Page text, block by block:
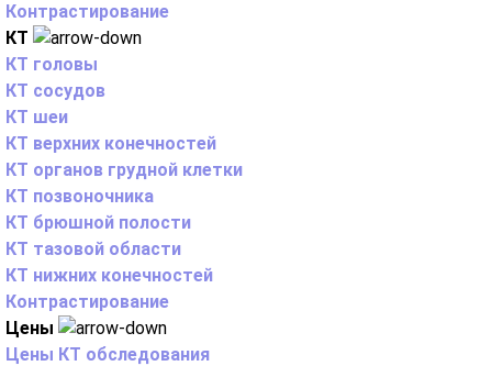
Контрастирование
КТ
КТ головы
КТ сосудов
КТ шеи
КТ верхних конечностей
КТ органов грудной клетки
КТ позвоночника
КТ брюшной полости
КТ тазовой области
КТ нижних конечностей
Контрастирование
Цены
Цены КТ обследования